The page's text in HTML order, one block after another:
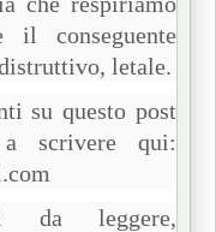
conseguente
letale.
su questo post
scrivere qui:
da leggere,